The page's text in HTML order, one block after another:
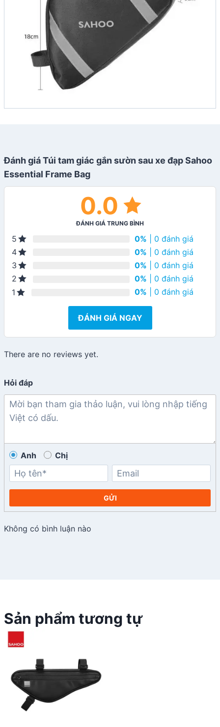
Đánh giá Túi tam giác gắn sườn sau xe đạp Sahoo
Essential Frame Bag
0.0
ĐÁNH GIÁ TRUNG BÌNH
5 0% | 0 đánh giá
4
0% | 0 đánh giá
3
0% | 0 đánh giá
2
0% | 0 đánh giá
1
0% | 0 đánh giá
ĐÁNH GIÁ NGAY
There are no reviews yet.
Hỏi đáp
Anh Chị
GỬI
Không có bình luận nào
Sản phẩm tương tự